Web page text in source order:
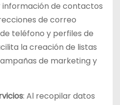
de contactos
de correo
teléfono y perfiles de
la creación de listas
de marketing y
: Al recopilar datos